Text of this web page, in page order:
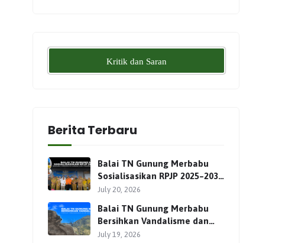
Kritik dan Saran
Berita Terbaru
Balai TN Gunung Merbabu
Sosialisasikan RPJP 2025–2034
Bersama Para Pemangku
July 20, 2026
Balai TN Gunung Merbabu
Bersihkan Vandalisme dan
Perkuat Pengamanan Jalur
July 19, 2026